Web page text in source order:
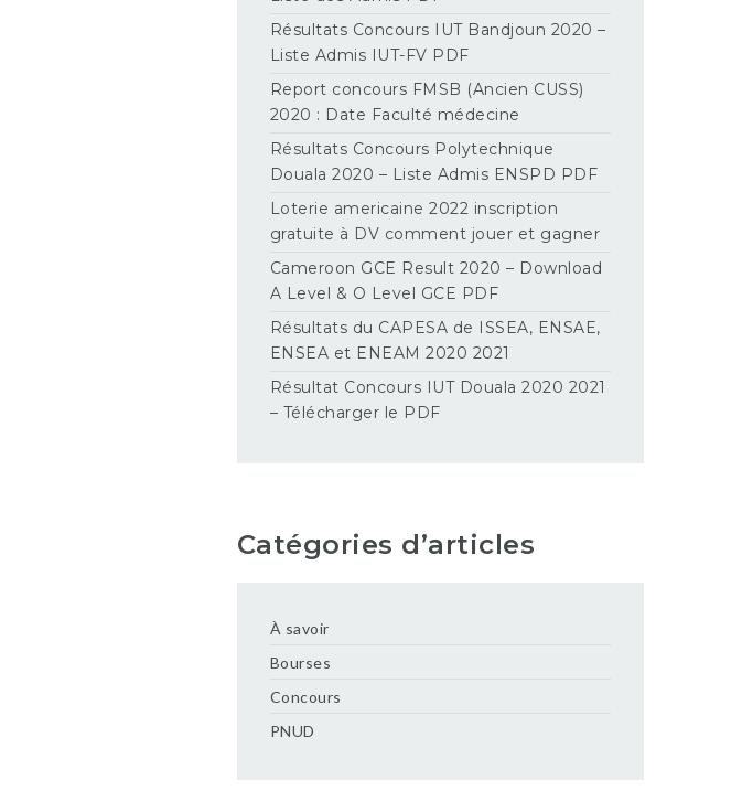
Résultats Concours IUT Bandjoun 2020 –
Liste Admis IUT-FV PDF
Report concours FMSB (Ancien CUSS)
2020 : Date Faculté médecine
Résultats Concours Polytechnique
Douala 2020 – Liste Admis ENSPD PDF
Loterie americaine 2022 inscription
gratuite à DV comment jouer et gagner
Cameroon GCE Result 2020 – Download
A Level & O Level GCE PDF
Résultats du CAPESA de ISSEA, ENSAE,
ENSEA et ENEAM 2020 2021
Résultat Concours IUT Douala 2020 2021
– Télécharger le PDF
Catégories d’articles
À savoir
Bourses
Concours
PNUD